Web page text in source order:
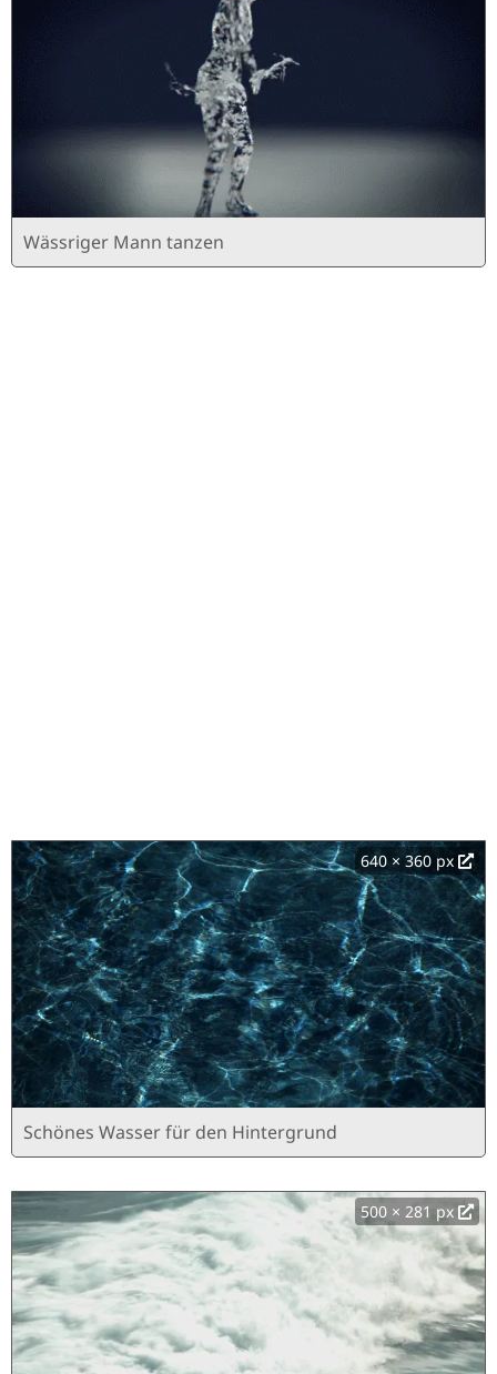
Wässriger Mann tanzen
640 × 360 px
Schönes Wasser für den Hintergrund
500 × 281 px